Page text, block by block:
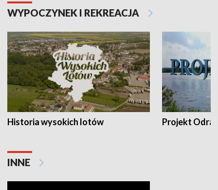
WYPOCZYNEK I REKREACJA
Historia wysokich lotów Projekt Odra
INNE